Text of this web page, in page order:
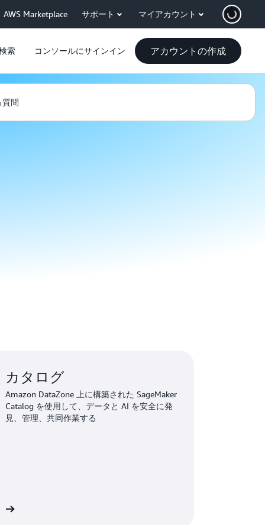
AWS Marketplace サポート マイアカウント
索 コンソールにサインイン アカウントの作成
質問
カタログ
Amazon DataZone 上に構築された SageMaker
Catalog を使用して、データと AI を安全に発
見、管理、共同作業する